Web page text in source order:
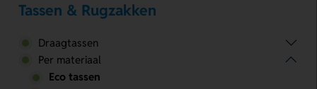
Tassen & Rugzakken
Draagtassen
Per materiaal
Eco tassen